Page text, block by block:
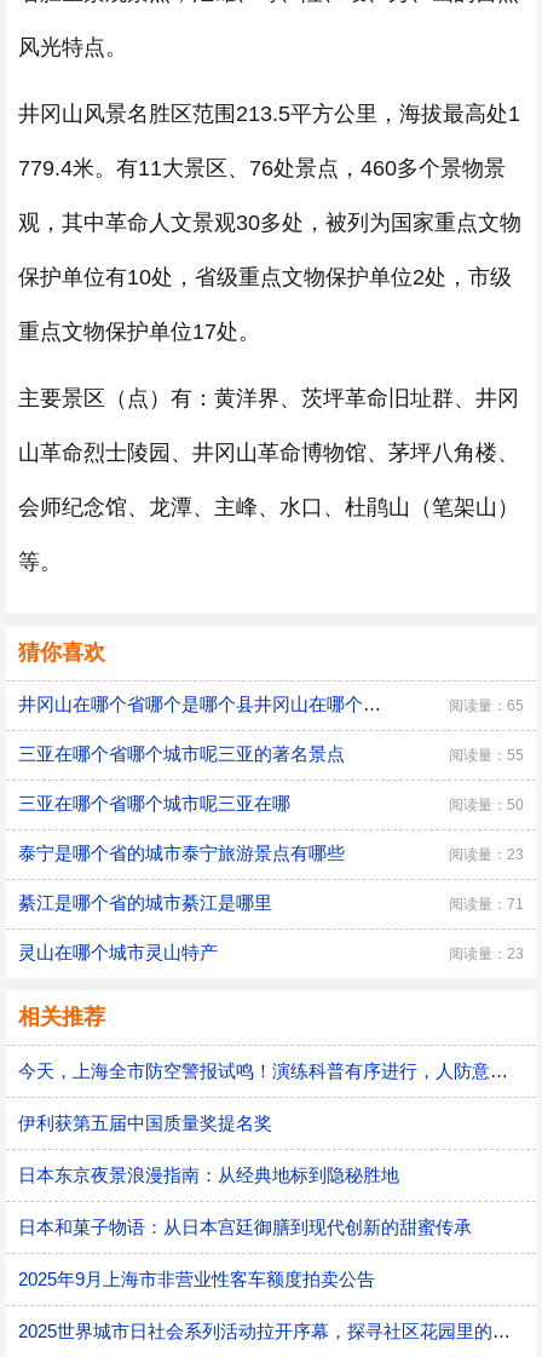
风光特点。
井冈山风景名胜区范围213.5平方公里，海拔最高处1
779.4米。有11大景区、76处景点，460多个景物景
观，其中革命人文景观30多处，被列为国家重点文物
保护单位有10处，省级重点文物保护单位2处，市级
重点文物保护单位17处。
主要景区（点）有：黄洋界、茨坪革命旧址群、井冈
山革命烈士陵园、井冈山革命博物馆、茅坪八角楼、
会师纪念馆、龙潭、主峰、水口、杜鹃山（笔架山）
等。
猜你喜欢
井冈山在哪个省哪个是哪个县井冈山在哪个省的 阅读量：65
三亚在哪个省哪个城市呢三亚的著名景点 阅读量：55
三亚在哪个省哪个城市呢三亚在哪 阅读量：50
泰宁是哪个省的城市泰宁旅游景点有哪些 阅读量：23
綦江是哪个省的城市綦江是哪里 阅读量：71
灵山在哪个城市灵山特产 阅读量：23
相关推荐
今天，上海全市防空警报试鸣！演练科普有序进行，人防意识“声入人心”
伊利获第五届中国质量奖提名奖
日本东京夜景浪漫指南：从经典地标到隐秘胜地
日本和菓子物语：从日本宫廷御膳到现代创新的甜蜜传承
2025年9月上海市非营业性客车额度拍卖公告
2025世界城市日社会系列活动拉开序幕，探寻社区花园里的智慧应用